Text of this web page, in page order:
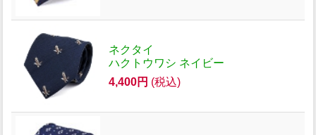
ネクタイ
ハクトウワシ ネイビー
4,400円 (税込)